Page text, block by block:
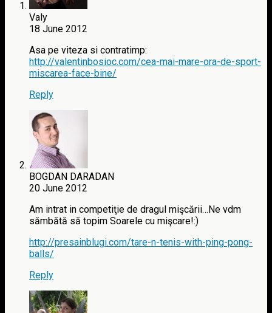
Valy
18 June 2012
Asa pe viteza si contratimp:
http://valentinbosioc.com/cea-mai-mare-ora-de-sport-
miscarea-face-bine/
Reply
BOGDAN DARADAN
20 June 2012
Am intrat in competiţie de dragul mişcării…Ne vdm
sămbătă să topim Soarele cu mişcare!:)
http://presainblugi.com/tare-n-tenis-with-ping-pong-
balls/
Reply